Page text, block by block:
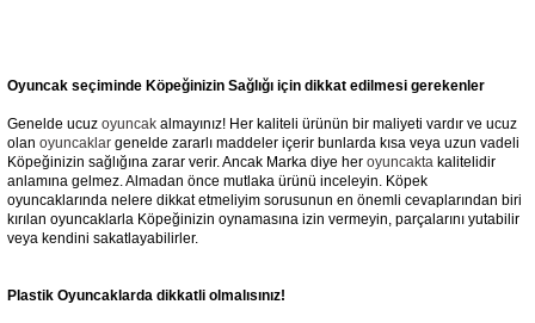
Oyuncak seçiminde Köpeğinizin Sağlığı için dikkat edilmesi gerekenler
Genelde ucuz oyuncak almayınız! Her kaliteli ürünün bir maliyeti vardır ve ucuz
olan oyuncaklar genelde zararlı maddeler içerir bunlarda kısa veya uzun vadeli
Köpeğinizin sağlığına zarar verir. Ancak Marka diye her oyuncakta kalitelidir
anlamına gelmez. Almadan önce mutlaka ürünü inceleyin. Köpek
oyuncaklarında nelere dikkat etmeliyim sorusunun en önemli cevaplarından biri
kırılan oyuncaklarla Köpeğinizin oynamasına izin vermeyin, parçalarını yutabilir
veya kendini sakatlayabilirler.
Plastik Oyuncaklarda dikkatli olmalısınız!